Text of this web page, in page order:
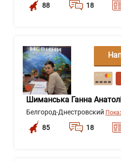
88 18
Шиманська Ганна
Белгород-Днестровский
85 18